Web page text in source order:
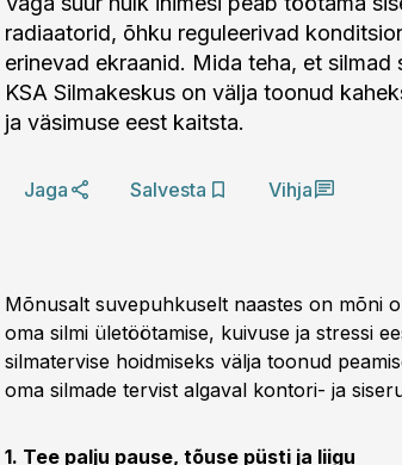
radiaatorid, õhku reguleerivad
erinevad ekraanid. Mida teha, et
KSA Silmakeskus on välja toonud
ja väsimuse eest kaitsta.
Jaga Salvesta Vihja
Mõnusalt suvepuhkuselt naastes on mõni
oma silmi ületöötamise, kuivuse ja stressi
silmatervise hoidmiseks välja toonud
oma silmade tervist algaval kontori- ja
1. Tee palju pause, tõuse püsti ja liigu